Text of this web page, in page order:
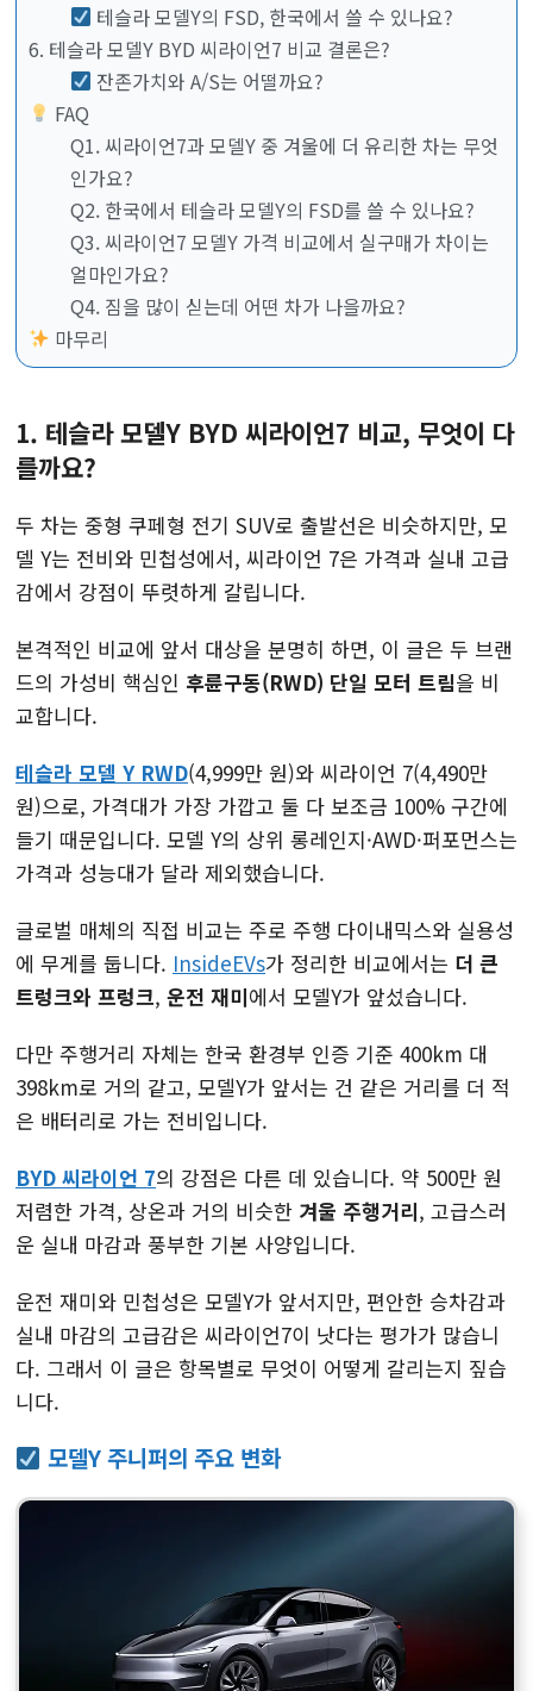
테슬라 모델Y의 FSD, 한국에서 쓸 수 있나요?
6. 테슬라 모델Y BYD 씨라이언7 비교 결론은?
잔존가치와 A/S는 어떨까요?
FAQ
Q1. 씨라이언7과 모델Y 중 겨울에 더 유리한 차는 무엇
인가요?
Q2. 한국에서 테슬라 모델Y의 FSD를 쓸 수 있나요?
Q3. 씨라이언7 모델Y 가격 비교에서 실구매가 차이는
얼마인가요?
Q4. 짐을 많이 싣는데 어떤 차가 나을까요?
마무리
1. 테슬라 모델Y BYD 씨라이언7 비교, 무엇이 다
를까요?
두 차는 중형 쿠페형 전기 SUV로 출발선은 비슷하지만, 모
델 Y는 전비와 민첩성에서, 씨라이언 7은 가격과 실내 고급
감에서 강점이 뚜렷하게 갈립니다.
본격적인 비교에 앞서 대상을 분명히 하면, 이 글은 두 브랜
드의 가성비 핵심인 후륜구동(RWD) 단일 모터 트림을 비
교합니다.
테슬라 모델 Y RWD(4,999만 원)와 씨라이언 7(4,490만
원)으로, 가격대가 가장 가깝고 둘 다 보조금 100% 구간에
들기 때문입니다. 모델 Y의 상위 롱레인지·AWD·퍼포먼스는
가격과 성능대가 달라 제외했습니다.
글로벌 매체의 직접 비교는 주로 주행 다이내믹스와 실용성
에 무게를 둡니다. InsideEVs가 정리한 비교에서는 더 큰
트렁크와 프렁크, 운전 재미에서 모델Y가 앞섰습니다.
다만 주행거리 자체는 한국 환경부 인증 기준 400km 대
398km로 거의 같고, 모델Y가 앞서는 건 같은 거리를 더 적
은 배터리로 가는 전비입니다.
BYD 씨라이언 7의 강점은 다른 데 있습니다. 약 500만 원
저렴한 가격, 상온과 거의 비슷한 겨울 주행거리, 고급스러
운 실내 마감과 풍부한 기본 사양입니다.
운전 재미와 민첩성은 모델Y가 앞서지만, 편안한 승차감과
실내 마감의 고급감은 씨라이언7이 낫다는 평가가 많습니
다. 그래서 이 글은 항목별로 무엇이 어떻게 갈리는지 짚습
니다.
모델Y 주니퍼의 주요 변화